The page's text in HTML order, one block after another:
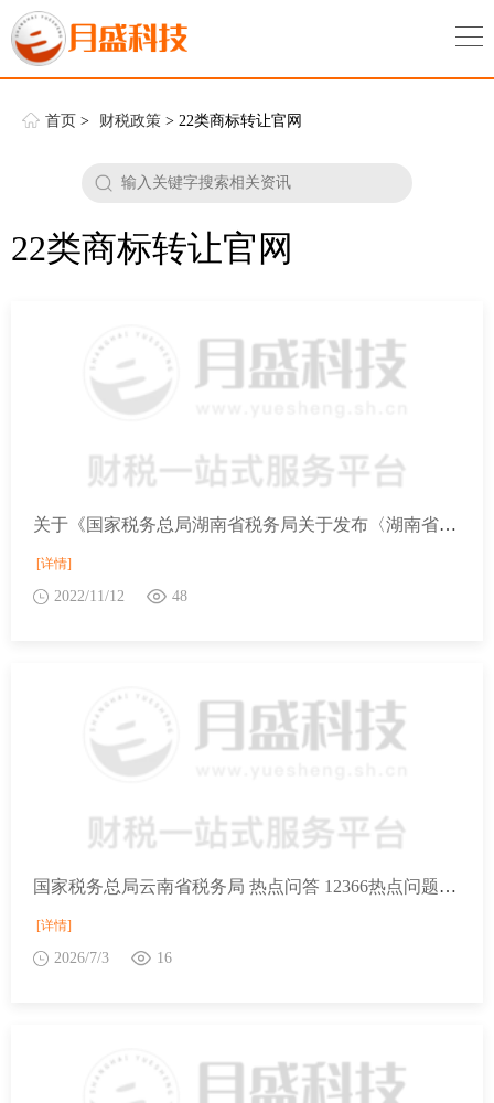
首页 > 财税政策 > 22类商标转让官网
22类商标转让官网
关于《国家税务总局湖南省税务局关于发布〈湖南省跨境电子商务综合试验区零售出口货物免税管理办法〉的公告》的解读
[详情]
2022/11/12 48
国家税务总局云南省税务局 热点问答 12366热点问题2026年第3期（下半月）
[详情]
2026/7/3 16